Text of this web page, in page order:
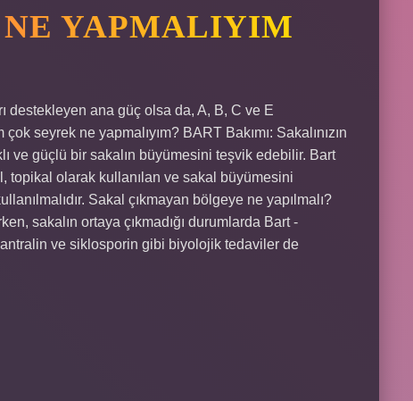
YAPMALIYIM
destekleyen ana güç olsa da, A, B, C ve E
seyrek ne yapmalıyım? BART Bakımı: Sakalınızın
ve güçlü bir sakalın büyümesini teşvik edebilir. Bart
topikal olarak kullanılan ve sakal büyümesini
Sakal çıkmayan bölgeye ne yapılmalı?
sakalın ortaya çıkmadığı durumlarda Bart -
ve siklosporin gibi biyolojik tedaviler de